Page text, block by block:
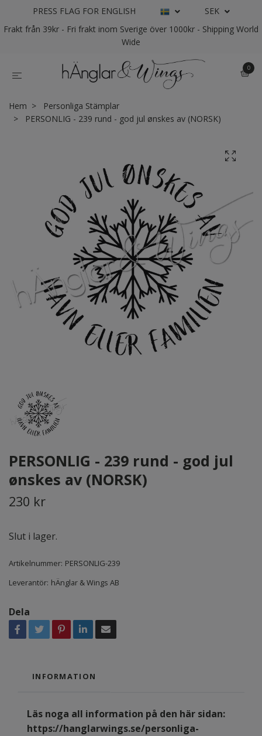
PRESS FLAG FOR ENGLISH
SEK
Frakt från 39kr - Fri frakt inom Sverige över 1000kr - Shipping World
Wide
0
Hem
Personliga Stämplar
PERSONLIG - 239 rund - god jul ønskes av (NORSK)
PERSONLIG - 239 rund - god jul
ønskes av (NORSK)
230 kr
Slut i lager.
Artikelnummer: PERSONLIG-239
Leverantör: hÄnglar & Wings AB
Dela
INFORMATION
Läs noga all information på den här sidan:
https://hanglarwings.se/personliga-